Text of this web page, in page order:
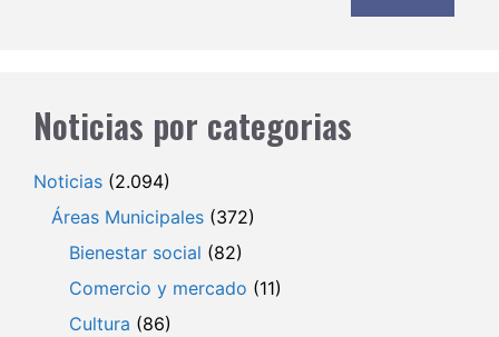
Noticias por categorias
Noticias (2.094)
Áreas Municipales (372)
Bienestar social (82)
Comercio y mercado (11)
Cultura (86)